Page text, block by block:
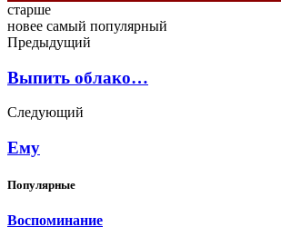
старше
новее самый популярный
Предыдущий
Выпить облако…
Следующий
Ему
Популярные
Воспоминание